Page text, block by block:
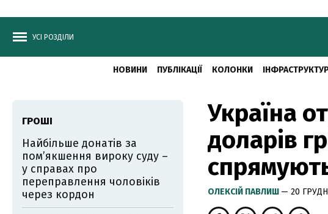
УСІ РОЗДІЛИ
НОВИНИ ПУБЛІКАЦІЇ КОЛОНКИ
Україна
доларів
ОЛЕКСІЙ ПАВЛИШ — 20
ГРОШІ
Найбільше донатів за
пом’якшення вироку суду –
у справах про
переправлення чоловіків
через кордон